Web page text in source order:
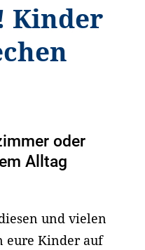
Kinder
oder
Alltag
und vielen
eure Kinder auf